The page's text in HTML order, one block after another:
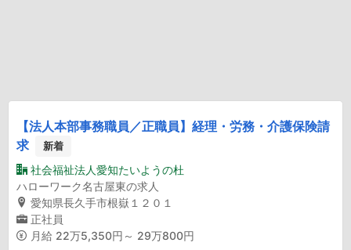
【法人本部事務職員／正職員】経理・労務・介護保険請
求
新着
社会福祉法人愛知たいようの杜
ハローワーク名古屋東の求人
愛知県長久手市根嶽１２０１
正社員
月給 22万5,350円～ 29万800円